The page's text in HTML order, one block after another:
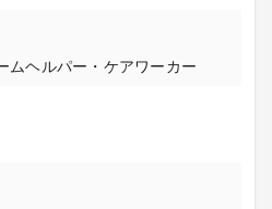
ムヘルパー・ケアワーカー